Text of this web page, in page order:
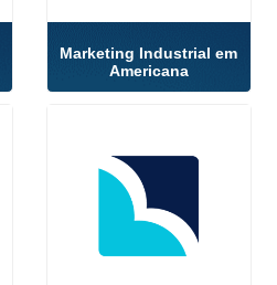
Marketing Industrial em
Americana